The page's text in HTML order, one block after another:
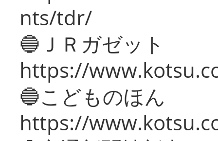
nts/tdr/
🔵ＪＲガゼット
https://
🔵こどものほん
https://